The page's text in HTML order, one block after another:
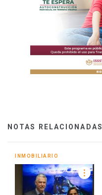
NOTAS RELACIONADAS
INMOBILIARIO